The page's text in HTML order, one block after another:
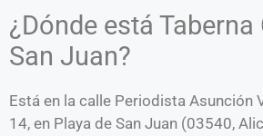
¿Dónde está Taberna
San Juan?
Está en la calle Periodista Asunción
14, en Playa de San Juan (03540,